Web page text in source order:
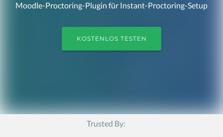
Moodle-Proctoring-Plugin für Instant-Proctoring-Setup
KOSTENLOS TESTEN
Trusted By: